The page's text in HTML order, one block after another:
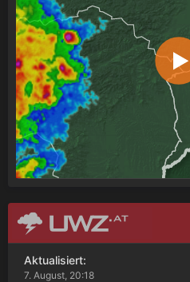
Aktualisiert:
7. August, 20:18